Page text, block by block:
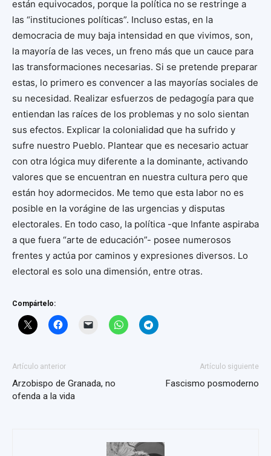
están equivocados, porque la política no se restringe a
las “instituciones políticas”. Incluso estas, en la
democracia de muy baja intensidad en que vivimos, son,
la mayoría de las veces, un freno más que un cauce para
las transformaciones necesarias. Si se pretende preparar
estas, lo primero es convencer a las mayorías sociales de
su necesidad. Realizar esfuerzos de pedagogía para que
entiendan las raíces de los problemas y no solo sientan
sus efectos. Explicar la colonialidad que ha sufrido y
sufre nuestro Pueblo. Plantear que es necesario actuar
con otra lógica muy diferente a la dominante, activando
valores que se encuentran en nuestra cultura pero que
están hoy adormecidos. Me temo que esta labor no es
posible en la vorágine de las urgencias y disputas
electorales. En todo caso, la política -que Infante aspiraba
a que fuera “arte de educación”- posee numerosos
frentes y actúa por caminos y expresiones diversos. Lo
electoral es solo una dimensión, entre otras.
Compártelo:
Artículo anterior
Arzobispo de Granada, no
ofenda a la vida
Artículo siguiente
Fascismo posmoderno